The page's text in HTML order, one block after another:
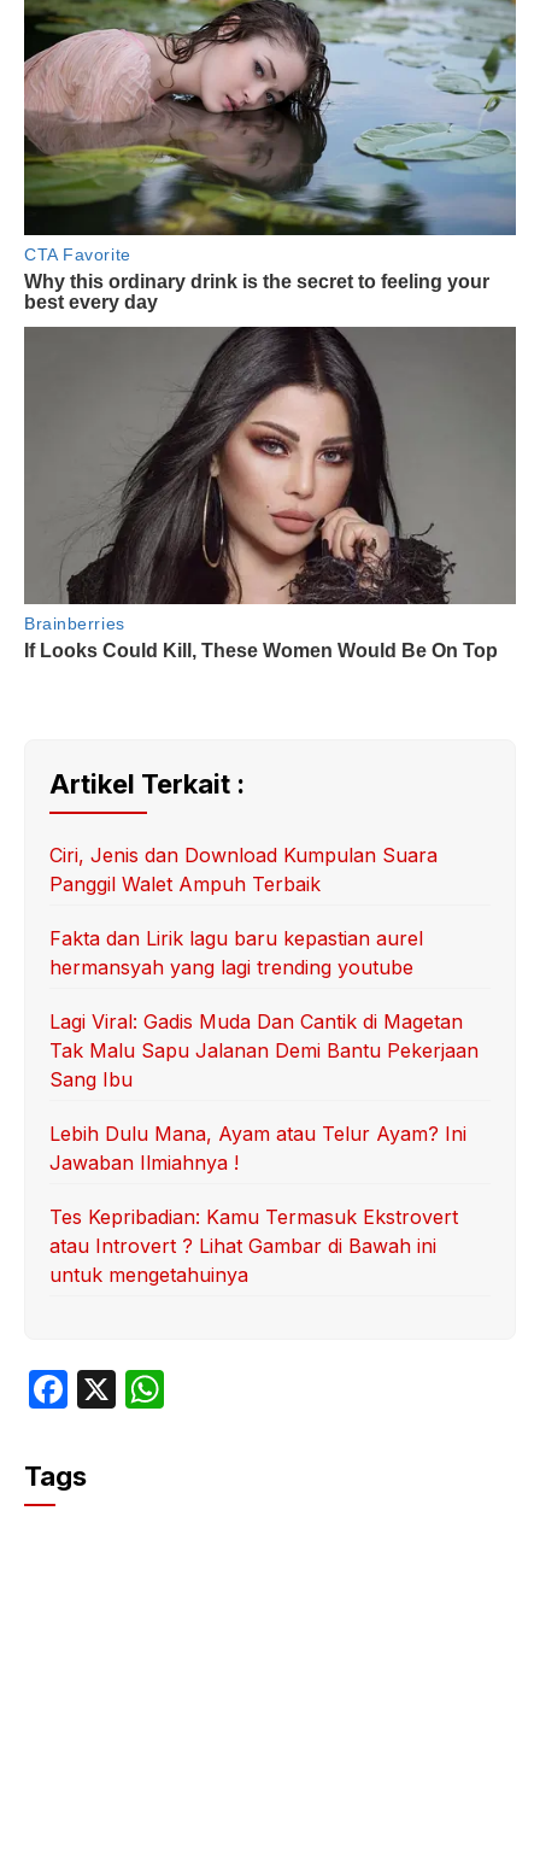
Artikel Terkait :
Ciri, Jenis dan Download Kumpulan Suara
Panggil Walet Ampuh Terbaik
Fakta dan Lirik lagu baru kepastian aurel
hermansyah yang lagi trending youtube
Lagi Viral: Gadis Muda Dan Cantik di Magetan
Tak Malu Sapu Jalanan Demi Bantu Pekerjaan
Sang Ibu
Lebih Dulu Mana, Ayam atau Telur Ayam? Ini
Jawaban Ilmiahnya !
Tes Kepribadian: Kamu Termasuk Ekstrovert
atau Introvert ? Lihat Gambar di Bawah ini
untuk mengetahuinya
F
c
e
X
Tags